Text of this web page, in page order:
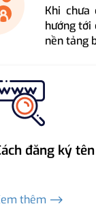
Khi
hướng tới
nền tảng
đăng ký
thêm ⟶